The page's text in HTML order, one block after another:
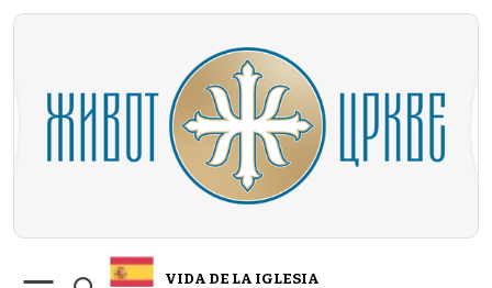
Skip to main content
VIDA DE LA IGLESIA